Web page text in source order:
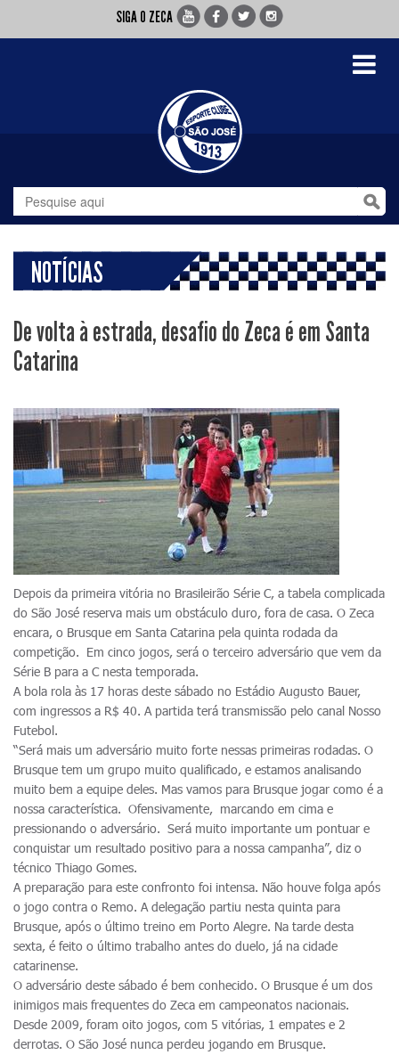
SIGA O ZECA
Toggle
NOTÍCIAS
De volta à estrada, desafio do Zeca é em Santa
Catarina
Depois da primeira vitória no Brasileirão Série C, a tabela complicada
do São José reserva mais um obstáculo duro, fora de casa. O Zeca
encara, o Brusque em Santa Catarina pela quinta rodada da
competição. Em cinco jogos, será o terceiro adversário que vem da
Série B para a C nesta temporada.
A bola rola às 17 horas deste sábado no Estádio Augusto Bauer,
com ingressos a R$ 40. A partida terá transmissão pelo canal Nosso
Futebol.
“Será mais um adversário muito forte nessas primeiras rodadas. O
Brusque tem um grupo muito qualificado, e estamos analisando
muito bem a equipe deles. Mas vamos para Brusque jogar como é a
nossa característica. Ofensivamente, marcando em cima e
pressionando o adversário. Será muito importante um pontuar e
conquistar um resultado positivo para a nossa campanha”, diz o
técnico Thiago Gomes.
A preparação para este confronto foi intensa. Não houve folga após
o jogo contra o Remo. A delegação partiu nesta quinta para
Brusque, após o último treino em Porto Alegre. Na tarde desta
sexta, é feito o último trabalho antes do duelo, já na cidade
catarinense.
O adversário deste sábado é bem conhecido. O Brusque é um dos
inimigos mais frequentes do Zeca em campeonatos nacionais.
Desde 2009, foram oito jogos, com 5 vitórias, 1 empates e 2
derrotas. O São José nunca perdeu jogando em Brusque.